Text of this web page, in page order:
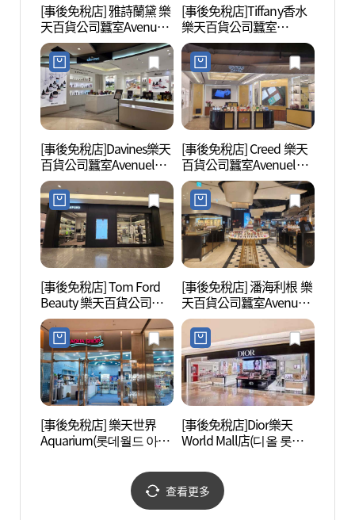
[事後免稅店] 雅詩蘭黛 樂
天百貨公司蠶室Avenuel
店(에스티로더 롯데백화
점 잠실 에비뉴엘점)
[事後免稅店]Tiffany香水
樂天百貨公司蠶室
Avenuel店(티파니향수 롯
데백화점 잠실 에비뉴엘
점)
[事後免稅店]Davines樂天
百貨公司蠶室Avenuel店
(다비네스 롯데백화점 잠
실 에비뉴엘점)
[事後免稅店] Creed 樂天
百貨公司蠶室Avenuel店
(크리드 롯데백화점 잠실
에비뉴엘점)
[事後免稅店] Tom Ford
Beauty 樂天百貨公司蠶
室Avenuel店(톰포드뷰티
롯데백화점 잠실 에비뉴
엘점)
[事後免稅店] 潘海利根 樂
天百貨公司蠶室Avenuel
店(펜할리곤스 롯데백화
점 잠실 에비뉴엘점)
[事後免稅店] 樂天世界
Aquarium(롯데월드 아쿠
[事後免稅店]Dior樂天
World Mall店(디올 롯데
查看更多